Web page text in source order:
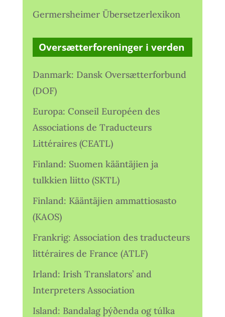
Germersheimer Übersetzerlexikon
Oversætterforeninger i verden
Danmark: Dansk Oversætterforbund
(DOF)
Europa: Conseil Européen des
Associations de Traducteurs
Littéraires (CEATL)
Finland: Suomen kääntäjien ja
tulkkien liitto (SKTL)
Finland: Kääntäjien ammattiosasto
(KAOS)
Frankrig: Association des traducteurs
littéraires de France (ATLF)
Irland: Irish Translators’ and
Interpreters Association
Island: Bandalag þýðenda og túlka